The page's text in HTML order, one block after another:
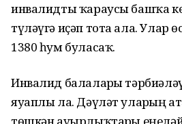
инвалидты ҡараусы башҡа
түләүгә иҫәп тота ала. Улар
1380 һум буласаҡ.
Инвалид балаларҙы
яуаплы ла. Дәүләт уларҙың